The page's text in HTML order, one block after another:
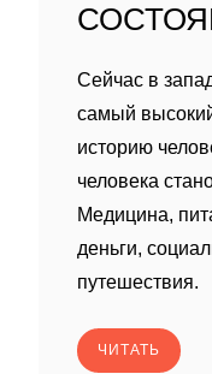
Сейчас в
самый
историю
человека
Медицина,
деньги,
путешествия.
ЧИТАТЬ